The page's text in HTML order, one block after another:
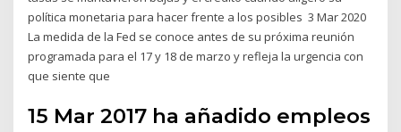
política monetaria para hacer frente a los posibles 3 Mar 2020
La medida de la Fed se conoce antes de su próxima reunión
programada para el 17 y 18 de marzo y refleja la urgencia con
que siente que
15 Mar 2017 ha añadido empleos